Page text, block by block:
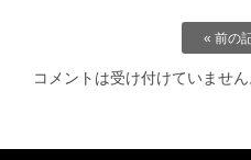
« 前の
コメントは受け付けていませ